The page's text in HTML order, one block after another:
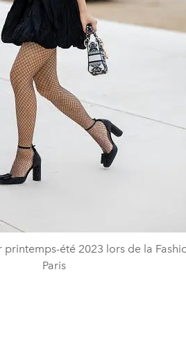
été 2023 lors de la
Paris